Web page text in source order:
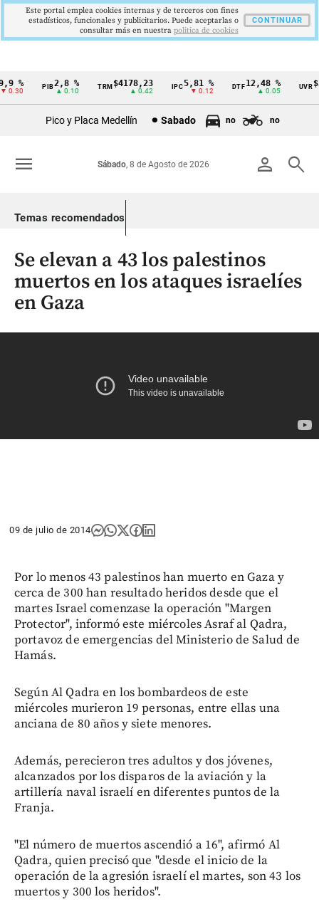
Cintillo
Colombia
% PIB2,8 %
▲ 0.10
TRM$4178,23
▲ 0.42
5,81 %
▼ 0.12
DTF12,48 %
▲ 0.05
UVR
Pico y Placa Medellín Sabado no no
person search
Sábado, 8 de Agosto de 2026
menu
Temas recomendados
Se elevan a 43 los palestinos
muertos en los ataques israelíes
en Gaza
09 de julio de 2014
Por lo menos 43 palestinos han muerto en Gaza y
cerca de 300 han resultado heridos desde que el
martes Israel comenzase la operación "Margen
Protector", informó este miércoles Asraf al Qadra,
portavoz de emergencias del Ministerio de Salud de
Hamás.
Según Al Qadra en los bombardeos de este
miércoles murieron 19 personas, entre ellas una
anciana de 80 años y siete menores.
Además, perecieron tres adultos y dos jóvenes,
alcanzados por los disparos de la aviación y la
artillería naval israelí en diferentes puntos de la
Franja.
"El número de muertos ascendió a 16", afirmó Al
Qadra, quien precisó que "desde el inicio de la
operación de la agresión israelí el martes, son 43 los
muertos y 300 los heridos".
Este portal emplea cookies internas y de terceros con fines
estadísticos, funcionales y publicitarios. Puede aceptarlas o
consultar más en nuestra politica de cookies
CONTINUAR